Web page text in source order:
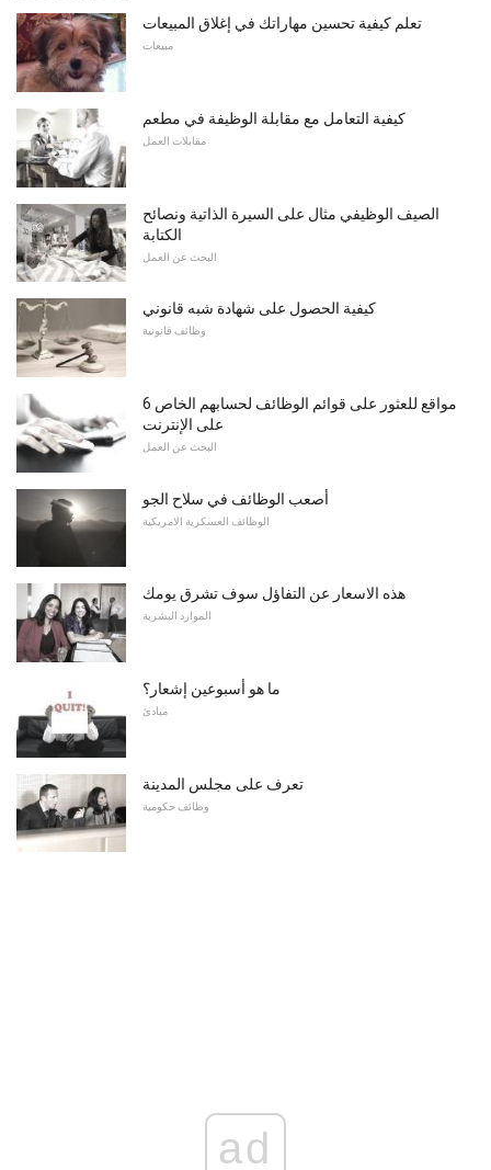
تعلم كيفية تحسين مهاراتك في إغلاق المبيعات
مبيعات
كيفية التعامل مع مقابلة الوظيفة في مطعم
مقابلات العمل
الصيف الوظيفي مثال على السيرة الذاتية ونصائح
الكتابة
البحث عن العمل
كيفية الحصول على شهادة شبه قانوني
وظائف قانونية
6 مواقع للعثور على قوائم الوظائف لحسابهم الخاص
على الإنترنت
البحث عن العمل
أصعب الوظائف في سلاح الجو
الوظائف العسكرية الامريكية
هذه الاسعار عن التفاؤل سوف تشرق يومك
الموارد البشرية
ما هو أسبوعين إشعار؟
مبادئ
تعرف على مجلس المدينة
وظائف حكومية
ad